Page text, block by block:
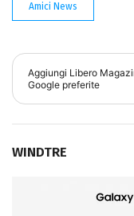
Amici News
Aggiungi Libero
Google preferite
WINDTRE